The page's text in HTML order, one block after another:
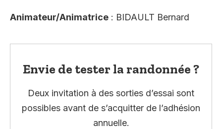
Animateur/Animatrice : BIDAULT Bernard
Envie de tester la randonnée ?
Deux invitation à des sorties d’essai sont
possibles avant de s’acquitter de l’adhésion
annuelle.